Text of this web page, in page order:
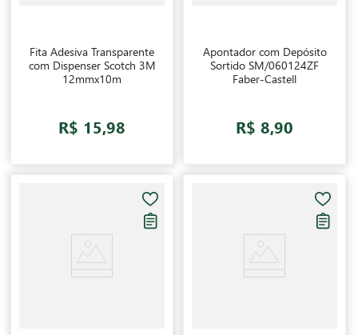
Fita Adesiva Transparente
com Dispenser Scotch 3M
12mmx10m
R$ 15,98
Apontador com Depósito
Sortido SM/060124ZF
Faber-Castell
R$ 8,90